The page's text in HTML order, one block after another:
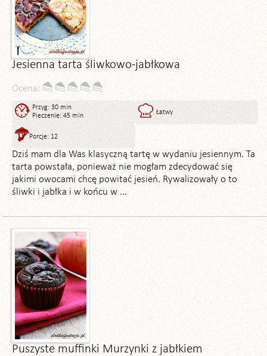
Jesienna tarta śliwkowo-jabłkowa
Ocena:
Przyg: 30 min
Pieczenie: 45 min
Łatwy
Porcje: 12
Dziś mam dla Was klasyczną tartę w wydaniu jesiennym. Ta
tarta powstała, ponieważ nie mogłam zdecydować się
jakimi owocami chcę powitać jesień. Rywalizowały o to
śliwki i jabłka i w końcu w ...
Puszyste muffinki Murzynki z jabłkiem